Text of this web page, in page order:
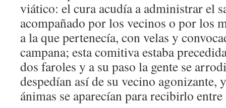
viático: el cura acudía a administrar el
acompañado por los vecinos o por los
a la que pertenecía, con velas y
campana; esta comitiva estaba
dos faroles y a su paso la gente se
despedían así de su vecino agonizante,
ánimas se aparecían para recibirlo